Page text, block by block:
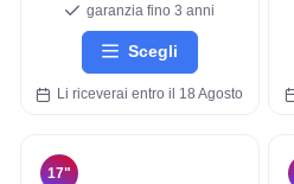
garanzia fino 3 anni
Scegli
Li riceverai entro il 18 Agosto
17"